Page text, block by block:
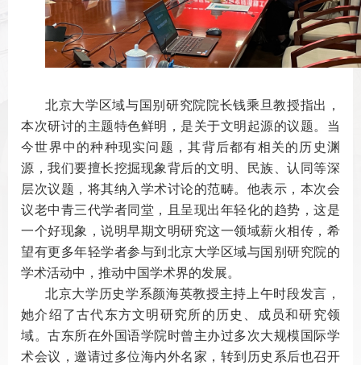
北京大学区域与国别研究院院长钱乘旦教授指出，
本次研讨的主题特色鲜明，是关于文明起源的议题。当
今世界中的种种现实问题，其背后都有相关的历史渊
源，我们要擅长挖掘现象背后的文明、民族、认同等深
层次议题，将其纳入学术讨论的范畴。他表示，本次会
议老中青三代学者同堂，且呈现出年轻化的趋势，这是
一个好现象，说明早期文明研究这一领域薪火相传，希
望有更多年轻学者参与到北京大学区域与国别研究院的
学术活动中，推动中国学术界的发展。
北京大学历史学系颜海英教授主持上午时段发言，
她介绍了古代东方文明研究所的历史、成员和研究领
域。古东所在外国语学院时曾主办过多次大规模国际学
术会议，邀请过多位海内外名家，转到历史系后也召开